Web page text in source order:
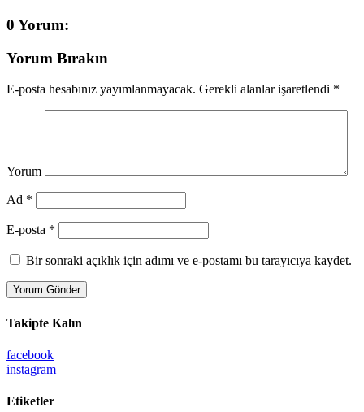
0 Yorum:
Yorum Bırakın
E-posta hesabınız yayımlanmayacak. Gerekli alanlar işaretlendi *
Yorum
Ad *
E-posta *
Bir sonraki açıklık için adımı ve e-postamı bu tarayıcıya kaydet.
Takipte Kalın
facebook
instagram
Etiketler